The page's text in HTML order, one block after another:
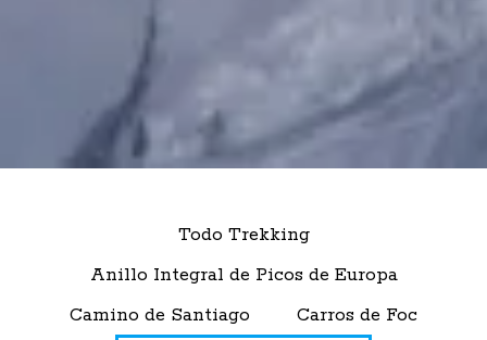
Todo Trekking
Anillo Integral de Picos de Europa
Camino de Santiago
Carros de Foc